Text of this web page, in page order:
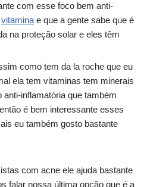
com esse foco bem anti-
vitamina e que a gente sabe que é
na proteção solar e eles têm
como tem da la roche que eu
ela tem vitaminas tem minerais
inflamatória que também
é bem interessante esses
eu também gosto bastante
com acne ele ajuda bastante
falar nossa última opção que é a